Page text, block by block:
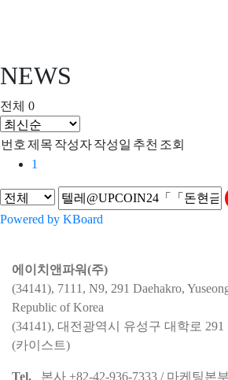
NEWS
전체 0
번호 제목 작성자작성일 추천 조회
1
Powered by KBoard
에이치앤파워(주)
(34141), 7111, N9, 291 Daehakro,
Republic of Korea
(34141), 대전광역시 유성구 대학로 291
(카이스트)
Tel. 본사 +82-42-936-7333 / 마케팅본